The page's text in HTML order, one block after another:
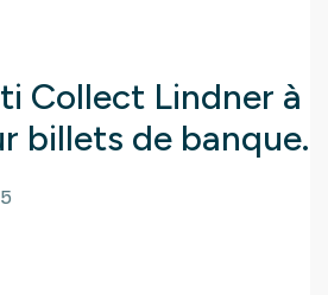
Collect Lindner à
billets de banque.